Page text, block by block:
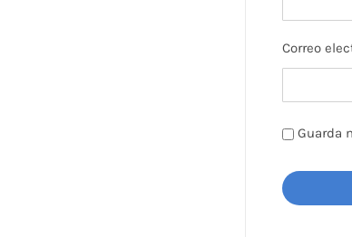
Correo
Guarda